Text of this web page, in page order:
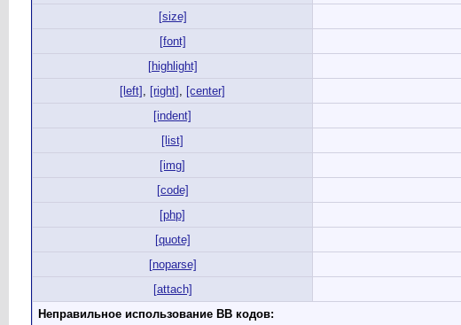
[size]
[font]
[highlight]
[left] , [right] , [center]
[indent]
[list]
[img]
[code]
[php]
[quote]
[noparse]
[attach]
Неправильное использование BB кодов: